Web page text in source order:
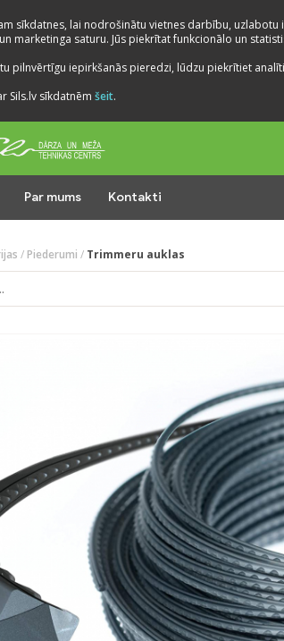
sīkdatnes, lai nodrošinātu vietnes darbību,
marketinga saturu. Jūs piekrītat funkcionālo un
pilnvērtīgu iepirkšanās pieredzi, lūdzu piekrītiet
Sils.lv sīkdatnēm šeit.
Par mums Kontakti
/ Piederumi / Trimmeru auklas